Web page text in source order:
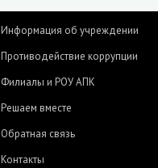
Информация об учреждении
Противодействие коррупции
Филиалы и РОУ АПК
Решаем вместе
Обратная связь
Контакты